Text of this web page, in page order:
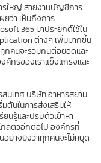
ใหญ่ สายงานบัญชีการ
ยว่า เห็นถึงการ
365 มาประยุกต์ใช้ใน
ต่างๆ เพิ่มมากขึ้น
กคนจะร่วมกันต่อยอดและ
กรของเราแข็งแกร่งและ
เทศ บริษัท อาหารสยาม
ต้นในการส่งเสริมให้
นรู้และปรับตัวเข้าหา
ไกลตัวอีกต่อไป องค์กรที่
อย่างยิ่งว่าทุกคนจะไม่หยุด